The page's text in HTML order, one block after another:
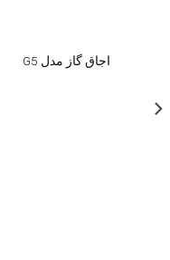
اجاق گاز مدل G5